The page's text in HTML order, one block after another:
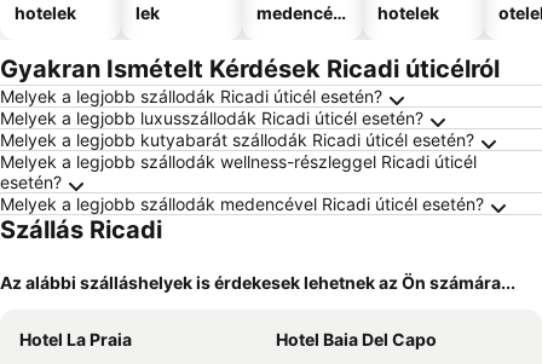
hotelek
lek
medencév
hotelek
Gyakran Ismételt Kérdések Ricadi úticélról
Melyek a legjobb szállodák Ricadi úticél esetén?
Melyek a legjobb luxusszállodák Ricadi úticél esetén?
Melyek a legjobb kutyabarát szállodák Ricadi úticél esetén?
Melyek a legjobb szállodák wellness-részleggel Ricadi úticél
esetén?
Melyek a legjobb szállodák medencével Ricadi úticél esetén?
Szállás Ricadi
Az alábbi szálláshelyek is érdekesek lehetnek az Ön számára...
Hotel La Praia
Hotel Baia Del Capo